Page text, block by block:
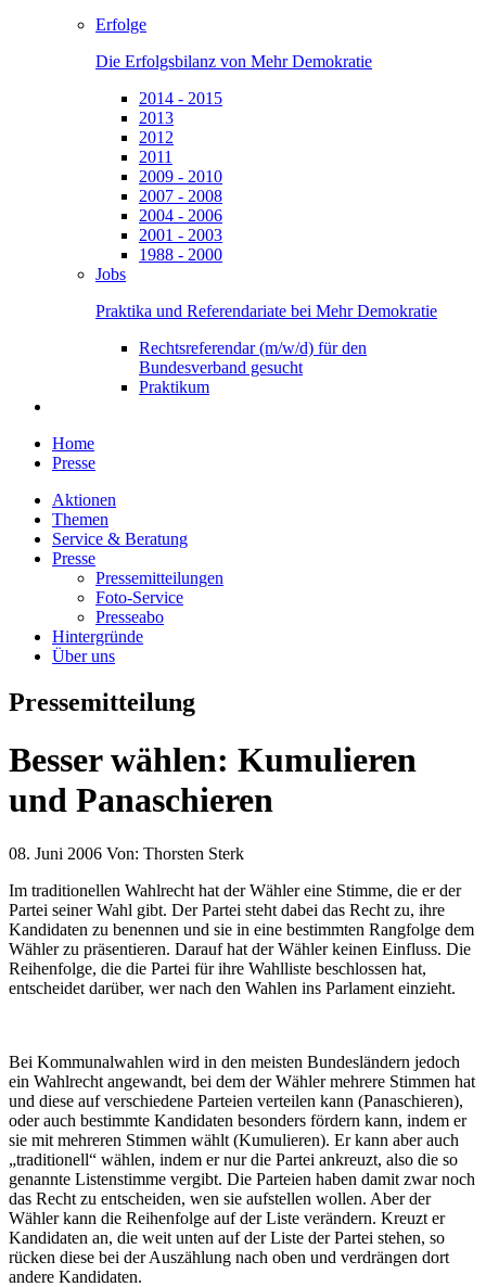
Erfolge
Die Erfolgsbilanz von Mehr Demokratie
2014 - 2015
2013
2012
2011
2009 - 2010
2007 - 2008
2004 - 2006
2001 - 2003
1988 - 2000
Jobs
Praktika und Referendariate bei Mehr Demokratie
Rechtsreferendar (m/w/d) für den
Bundesverband gesucht
Praktikum
Home
Presse
Aktionen
Themen
Service & Beratung
Presse
Pressemitteilungen
Foto-Service
Presseabo
Hintergründe
Über uns
Pressemitteilung
Besser wählen: Kumulieren
und Panaschieren
08. Juni 2006 Von: Thorsten Sterk
Im traditionellen Wahlrecht hat der Wähler eine Stimme, die er der
Partei seiner Wahl gibt. Der Partei steht dabei das Recht zu, ihre
Kandidaten zu benennen und sie in eine bestimmten Rangfolge dem
Wähler zu präsentieren. Darauf hat der Wähler keinen Einfluss. Die
Reihenfolge, die die Partei für ihre Wahlliste beschlossen hat,
entscheidet darüber, wer nach den Wahlen ins Parlament einzieht.
Bei Kommunalwahlen wird in den meisten Bundesländern jedoch
ein Wahlrecht angewandt, bei dem der Wähler mehrere Stimmen hat
und diese auf verschiedene Parteien verteilen kann (Panaschieren),
oder auch bestimmte Kandidaten besonders fördern kann, indem er
sie mit mehreren Stimmen wählt (Kumulieren). Er kann aber auch
„traditionell“ wählen, indem er nur die Partei ankreuzt, also die so
genannte Listenstimme vergibt. Die Parteien haben damit zwar noch
das Recht zu entscheiden, wen sie aufstellen wollen. Aber der
Wähler kann die Reihenfolge auf der Liste verändern. Kreuzt er
Kandidaten an, die weit unten auf der Liste der Partei stehen, so
rücken diese bei der Auszählung nach oben und verdrängen dort
andere Kandidaten.